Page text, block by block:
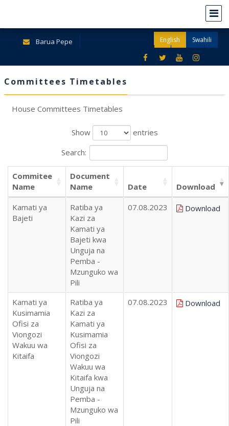
Barua Pepe English Swahili
Committees Timetables
House Committees Timetables
Show
entries
Search:
Commitee
Name
Document
Name
Date
Download
Kamati ya
Bajeti
Ratiba ya
Kazi za
Kamati ya
Bajeti kwa
Unguja na
Pemba -
Mzunguko wa
Pili
07.08.2023 Download
Kamati ya
Kusimamia
Ofisi za
Viongozi
Wakuu wa
Kitaifa
Ratiba ya
Kazi za
Kamati ya
Kusimamia
Ofisi za
Viongozi
Wakuu wa
Kitaifa kwa
Unguja na
Pemba -
Mzunguko wa
Pili
07.08.2023 Download